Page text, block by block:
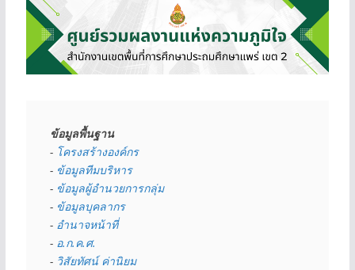
ข้อมูลพื้นฐาน
- โครงสร้างองค์กร
- ข้อมูลทีมบริหาร
- ข้อมูลผู้อำนวยการกลุ่ม
- ข้อมูลบุคลากร
- อำนาจหน้าที่
- อ.ก.ค.ศ.
- วิสัยทัศน์ ค่านิยม